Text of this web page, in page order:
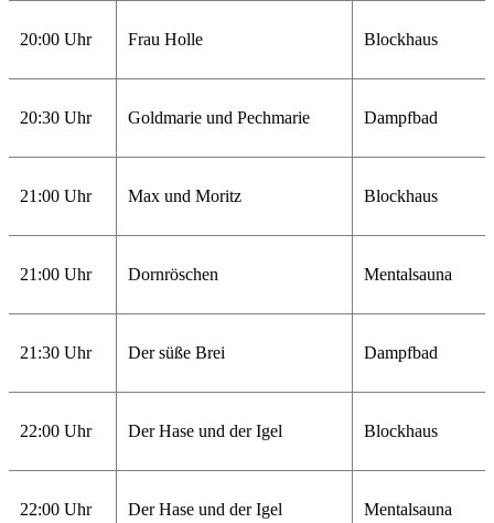
20:00 Uhr Frau Holle Blockhaus
20:30 Uhr Goldmarie und Pechmarie Dampfbad
21:00 Uhr Max und Moritz Blockhaus
21:00 Uhr Dornröschen Mentalsauna
21:30 Uhr Der süße Brei Dampfbad
22:00 Uhr Der Hase und der Igel Blockhaus
22:00 Uhr Der Hase und der Igel Mentalsauna